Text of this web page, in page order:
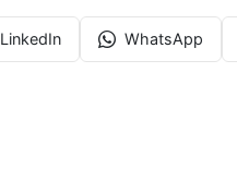
LinkedIn WhatsApp